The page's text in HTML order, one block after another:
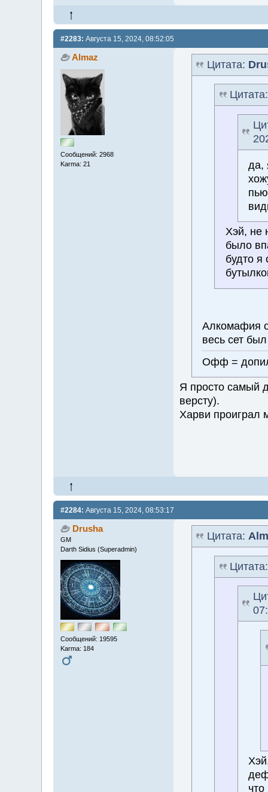
#2283: Августа 15, 2024, 08:52:05
Almaz
Сообщений: 2968
Karma: 21
Цитата:
да,
Хэй, не
было
будто я
Алкомафия
весь сет
Офф =
Я просто самый
версту).
Харви проиграл
#2284: Августа 15, 2024, 08:53:17
Drusha
GM
Darth Sidius (Superadmin)
Сообщений: 19595
Karma: 184
Цитата: